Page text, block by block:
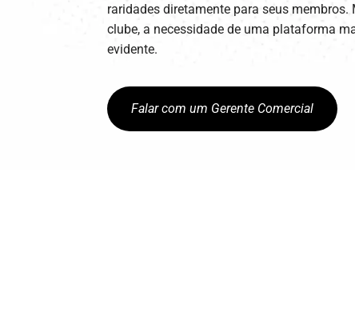
raridades diretamente para seus
clube, a necessidade de uma plataforma
evidente.
Falar com um Gerente Comercial